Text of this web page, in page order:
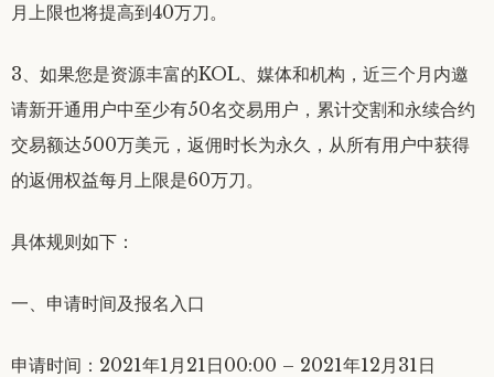
月上限也将提高到40万刀。
3、如果您是资源丰富的KOL、媒体和机构，近三个月内邀
请新开通用户中至少有50名交易用户，累计交割和永续合约
交易额达500万美元，返佣时长为永久，从所有用户中获得
的返佣权益每月上限是60万刀。
具体规则如下：
一、申请时间及报名入口
申请时间：2021年1月21日00:00 – 2021年12月31日